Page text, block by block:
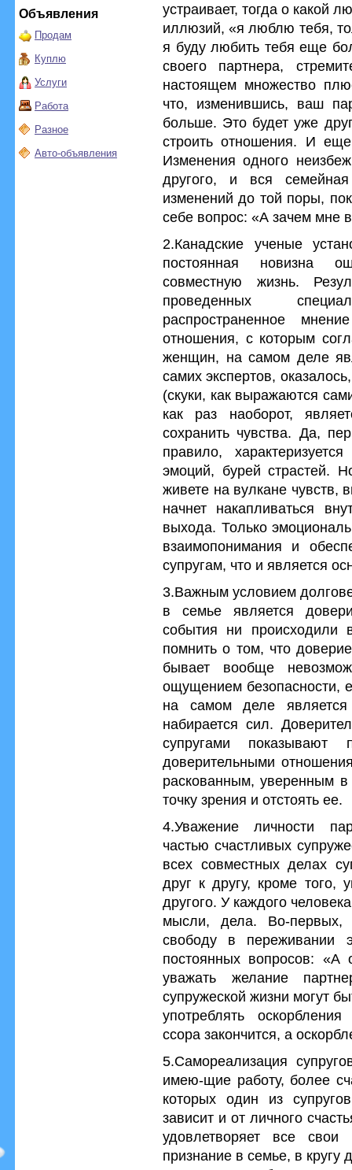
Объявления
Продам
Куплю
Услуги
Работа
Разное
Авто-объявления
устраивает, тогда о какой
иллюзий, «я люблю тебя,
я буду любить тебя еще
своего партнера,
настоящем множество
что, изменившись, ваш
больше. Это будет уже
строить отношения. И
Изменения одного
другого, и вся
изменений до той поры,
себе вопрос: «А зачем мне
2.Канадские ученые
постоянная новизна
совместную жизнь.
проведенных
распространенное
отношения, с которым
женщин, на самом деле
самих экспертов,
(скуки, как выражаются
как раз наоборот,
сохранить чувства. Да,
правило,
эмоций, бурей страстей.
живете на вулкане чувств,
начнет накапливаться
выхода. Только
взаимопонимания и
супругам, что и является
3.Важным условием
в семье является
события ни происходили
помнить о том, что
бывает вообще
ощущением безопасности,
на самом деле является
набирается сил.
супругами
доверительными
раскованным, уверенным
точку зрения и отстоять ее.
4.Уважение личности
частью счастливых
всех совместных делах
друг к другу, кроме того,
другого. У каждого
мысли, дела. Во-первых,
свободу в переживании
постоянных вопросов:
уважать желание
супружеской жизни могут
употреблять
ссора закончится, а
5.Самореализация
имею-щие работу, более
которых один из
зависит и от личного
удовлетворяет все
признание в семье, в кругу